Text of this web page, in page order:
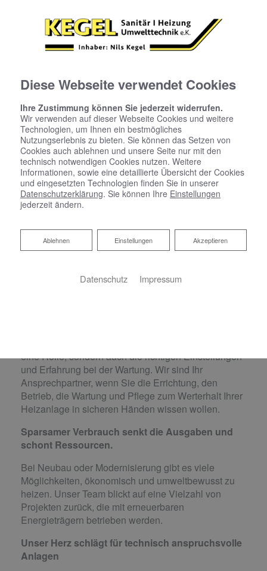
Anspruchsvolle Anlagen –
ein Spezialist
nicht zu unterschätzender Kostenfaktor. Gerade für
eine Rolle, sondern auch die richtigen Einstellungen
und Erfahrung bei der Wartung. Wir sind Ihr
Ansprechpartner, wenn Sie die Errichtung, den
Betrieb, die Wartung und Pflege zum Werterhalt Ihrer
Heizanlage in sicheren Händen wissen wollen.
Sparsamer Verbrauch senkt die Ausgaben und
schont Ressourcen.
Bei Neubau oder Modernisierung gibt es viele
Möglichkeiten, ökonomisch und umweltbewusst zu
heizen. Unser Team blickt auf eine Vielzahl von
Projekten zurück, die mit erneuerbaren
Energieträgern betrieben werden.
Unser Herz schlägt für technisch anspruchsvolle
Anlagen
Diese Webseite verwendet Cookies
Ihre Zustimmung können Sie jederzeit widerrufen.
Wir verwenden auf dieser Webseite Cookies und weitere
Technologien, um Ihnen ein bestmögliches
Nutzungserlebnis zu bieten. Sie können das Setzen von
Cookies auch ablehnen und unsere Seite nur mit den
technisch notwendigen Cookies nutzen. Weitere
Informationen, sowie eine detaillierte Übersicht der Cookies
und eingesetzten Technologien finden Sie in unserer
Datenschutzerklärung. Sie können Ihre Einstellungen
jederzeit ändern.
Akzeptieren
Einstellungen
Ablehnen
Ablehnen
Datenschutz Impressum